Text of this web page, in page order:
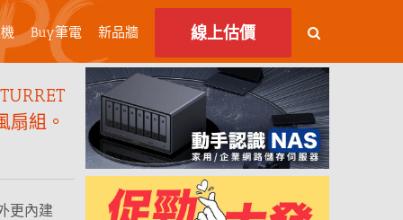
Buy筆電 新品牆 線上估價
扇組。
更內建